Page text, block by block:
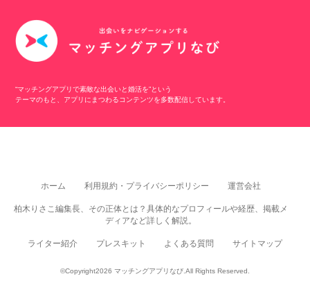
“マッチングアプリで素敵な出会いと婚活を”という
テーマのもと、アプリにまつわるコンテンツを多数配信しています。
ホーム 利用規約・プライバシーポリシー 運営会社
柏木りさこ編集長、その正体とは？具体的なプロフィールや経歴、掲載メ
ディアなど詳しく解説。
ライター紹介 プレスキット よくある質問 サイトマップ
©Copyright2026 マッチングアプリなび .All Rights Reserved.